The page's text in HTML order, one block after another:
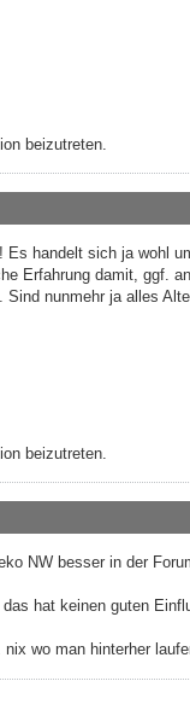
beizutreten.
handelt sich ja wohl
Erfahrung damit, ggf.
nunmehr ja alles
beizutreten.
NW besser in der
hat keinen guten
wo man hinterher